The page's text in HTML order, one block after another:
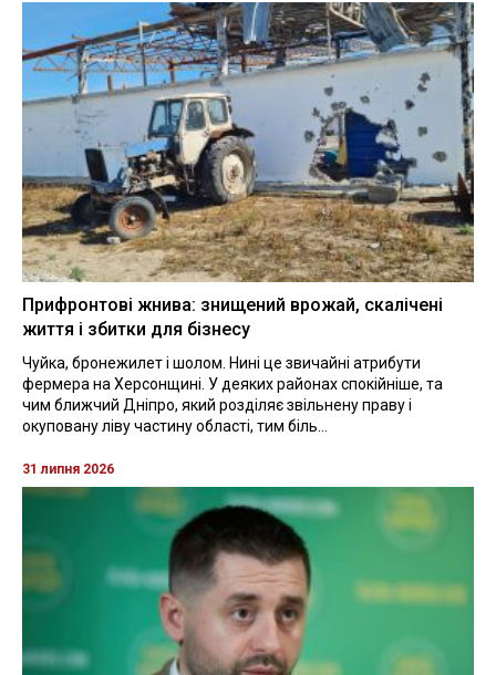
Прифронтові жнива: знищений врожай, скалічені
життя і збитки для бізнесу
Чуйка, бронежилет і шолом. Нині це звичайні атрибути
фермера на Херсонщині. У деяких районах спокійніше, та
чим ближчий Дніпро, який розділяє звільнену праву і
окуповану ліву частину області, тим біль...
31 липня 2026